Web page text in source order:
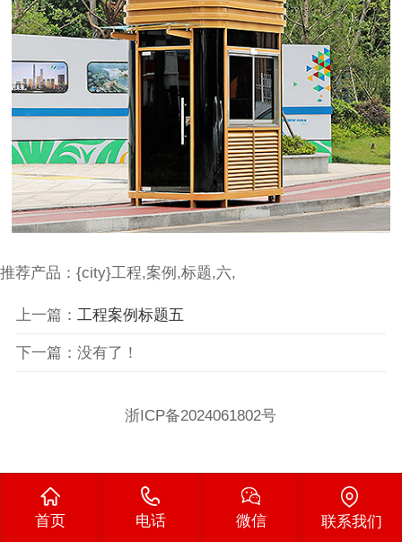
推荐产品：{city}工程,案例,标题,六,
上一篇： 工程案例标题五
下一篇：没有了！
浙ICP备2024061802号
首页 电话 微信 联系我们